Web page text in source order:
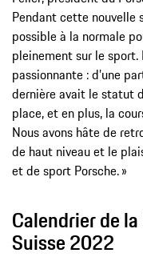
Pendant cette nouvelle
possible à la normale
pleinement sur le sport.
passionnante : d’une
dernière avait le statut
place, et en plus, la
Nous avons hâte de
de haut niveau et le
et de sport Porsche. »
Calendrier de
Suisse 2022